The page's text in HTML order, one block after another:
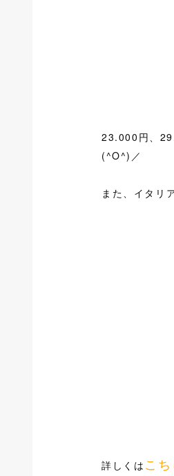
23.000円、
(^O^)／
また、イタリ
詳しくは こ